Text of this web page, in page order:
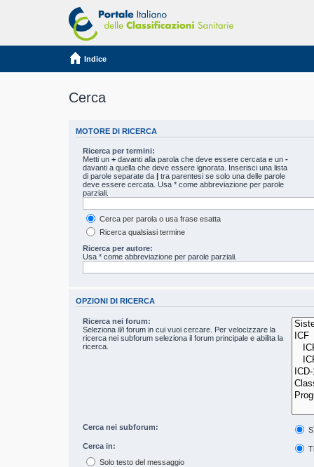
Indice
Cerca
MOTORE DI RICERCA
Ricerca per termini:
Metti un+ davanti alla parola che deve essere cercata e un-
davanti a quella che deve essere ignorata. Inserisci una lista
di parole separate da
tra parentesi se solo una delle parole
deve essere cercata. Usa * come abbreviazione per parole
parziali.
Cerca per parola o usa frase esatta
Ricerca qualsiasi termine
Ricerca per autore:
Usa * come abbreviazione per parole parziali.
OPZIONI DI RICERCA
Ricerca nei forum:
Seleziona il/i forum in cui vuoi cercare. Per velocizzare la
ricerca nei subforum seleziona il forum principale e abilita la
ricerca.
Cerca nei subforum:
Cerca in:
Solo testo del messaggio